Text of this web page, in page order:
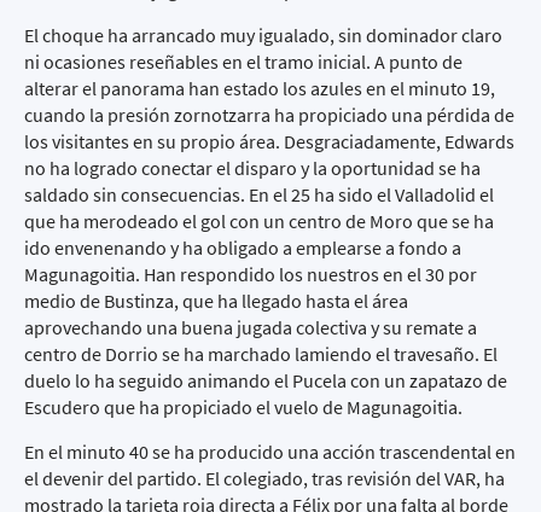
El choque ha arrancado muy igualado, sin dominador claro
ni ocasiones reseñables en el tramo inicial. A punto de
alterar el panorama han estado los azules en el minuto 19,
cuando la presión zornotzarra ha propiciado una pérdida de
los visitantes en su propio área. Desgraciadamente, Edwards
no ha logrado conectar el disparo y la oportunidad se ha
saldado sin consecuencias. En el 25 ha sido el Valladolid el
que ha merodeado el gol con un centro de Moro que se ha
ido envenenando y ha obligado a emplearse a fondo a
Magunagoitia. Han respondido los nuestros en el 30 por
medio de Bustinza, que ha llegado hasta el área
aprovechando una buena jugada colectiva y su remate a
centro de Dorrio se ha marchado lamiendo el travesaño. El
duelo lo ha seguido animando el Pucela con un zapatazo de
Escudero que ha propiciado el vuelo de Magunagoitia.
En el minuto 40 se ha producido una acción trascendental en
el devenir del partido. El colegiado, tras revisión del VAR, ha
mostrado la tarjeta roja directa a Félix por una falta al borde